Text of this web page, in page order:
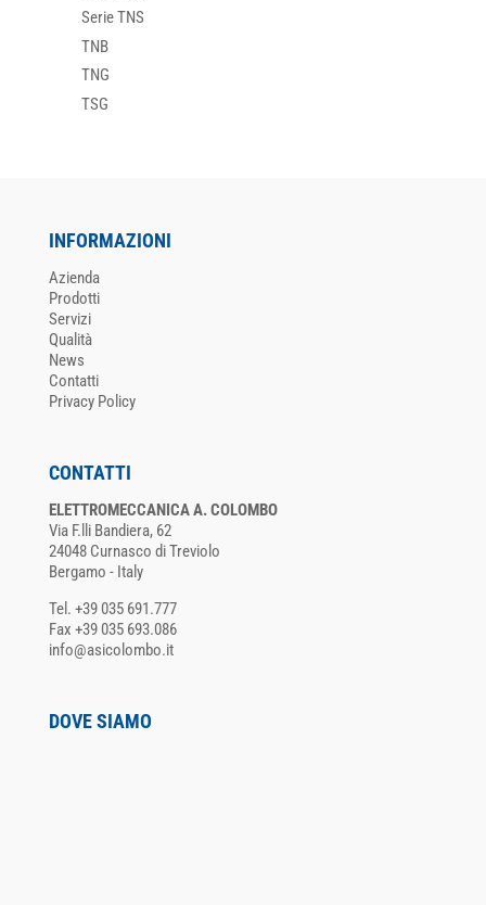
Serie TNS
TNB
TNG
TSG
INFORMAZIONI
Azienda
Prodotti
Servizi
Qualità
News
Contatti
Privacy Policy
CONTATTI
ELETTROMECCANICA A. COLOMBO
Via F.lli Bandiera, 62
24048 Curnasco di Treviolo
Bergamo - Italy
Tel. +39 035 691.777
Fax +39 035 693.086
info@asicolombo.it
DOVE SIAMO